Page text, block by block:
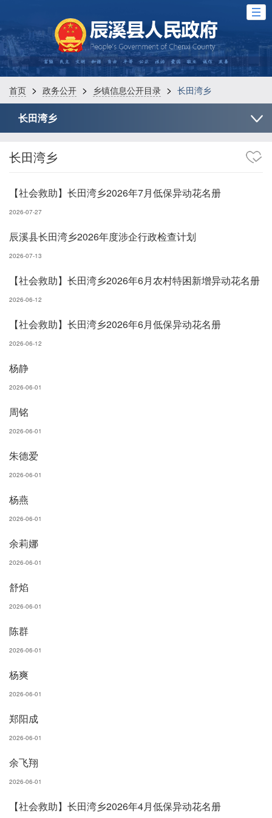
首页 > 政务公开 > 乡镇信息公开目录 > 长田湾乡
长田湾乡
长田湾乡
【社会救助】长田湾乡2026年7月低保异动花名册
2026-07-27
辰溪县长田湾乡2026年度涉企行政检查计划
2026-07-13
【社会救助】长田湾乡2026年6月农村特困新增异动花名册
2026-06-12
【社会救助】长田湾乡2026年6月低保异动花名册
2026-06-12
杨静
2026-06-01
周铭
2026-06-01
朱德爱
2026-06-01
杨燕
2026-06-01
余莉娜
2026-06-01
舒焰
2026-06-01
陈群
2026-06-01
杨爽
2026-06-01
郑阳成
2026-06-01
余飞翔
2026-06-01
【社会救助】长田湾乡2026年4月低保异动花名册